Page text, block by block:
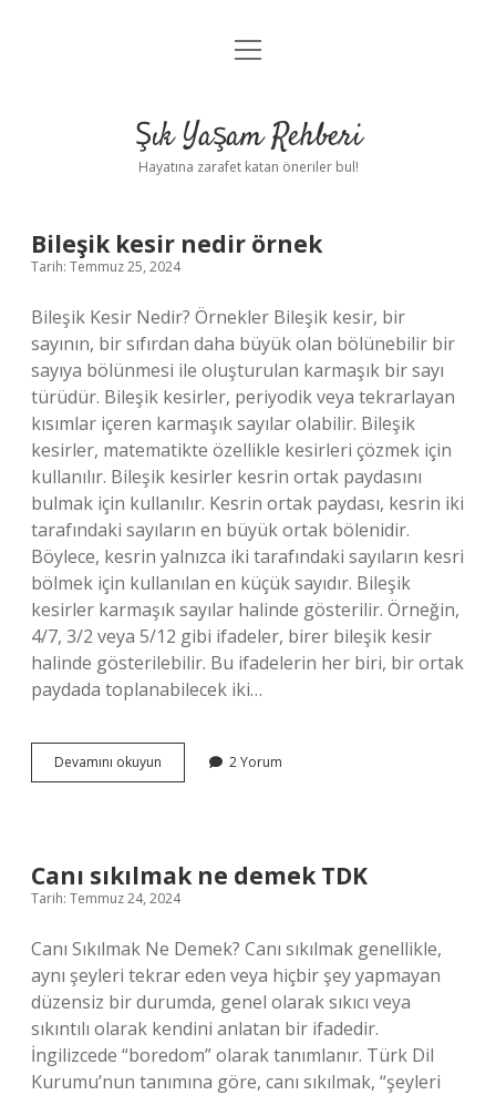
Anasayfa
Yasal Uyarı
menüyü
Şık Yaşam Rehberi
Hayatına zarafet katan öneriler bul!
Şık
Yaşam
Rehberi
Yazılar
Bileşik kesir nedir örnek
Tarih: Temmuz 25, 2024
Bileşik Kesir Nedir? Örnekler Bileşik kesir, bir
sayının, bir sıfırdan daha büyük olan bölünebilir bir
sayıya bölünmesi ile oluşturulan karmaşık bir sayı
türüdür. Bileşik kesirler, periyodik veya tekrarlayan
kısımlar içeren karmaşık sayılar olabilir. Bileşik
kesirler, matematikte özellikle kesirleri çözmek için
kullanılır. Bileşik kesirler kesrin ortak paydasını
bulmak için kullanılır. Kesrin ortak paydası, kesrin iki
tarafındaki sayıların en büyük ortak bölenidir.
Böylece, kesrin yalnızca iki tarafındaki sayıların kesri
bölmek için kullanılan en küçük sayıdır. Bileşik
kesirler karmaşık sayılar halinde gösterilir. Örneğin,
4/7, 3/2 veya 5/12 gibi ifadeler, birer bileşik kesir
halinde gösterilebilir. Bu ifadelerin her biri, bir ortak
paydada toplanabilecek iki…
Devamını okuyun
kesir
2 Yorum
Canı sıkılmak ne demek TDK
Tarih: Temmuz 24, 2024
Canı Sıkılmak Ne Demek? Canı sıkılmak genellikle,
aynı şeyleri tekrar eden veya hiçbir şey yapmayan
düzensiz bir durumda, genel olarak sıkıcı veya
sıkıntılı olarak kendini anlatan bir ifadedir.
İngilizcede “boredom” olarak tanımlanır. Türk Dil
Kurumu’nun tanımına göre, canı sıkılmak, “şeyleri